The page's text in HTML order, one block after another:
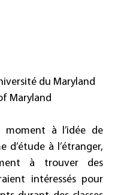
du Maryland
Maryland
moment à l’idée de
à l’étranger,
à trouver des
intéressés pour